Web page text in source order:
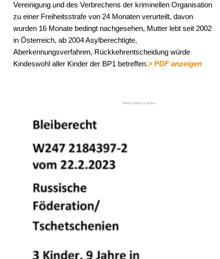
Vereinigung und des Verbrechens der kriminellen Organisation
zu einer Freiheitsstrafe von 24 Monaten verurteilt, davon
wurden 16 Monate bedingt nachgesehen, Mutter lebt seit 2002
in Österreich, ab 2004 Asylberechtigte,
Aberkennungsverfahren, Rückkehrentscheidung würde
Kindeswohl aller Kinder der BP1 betreffen.> PDF anzeigen